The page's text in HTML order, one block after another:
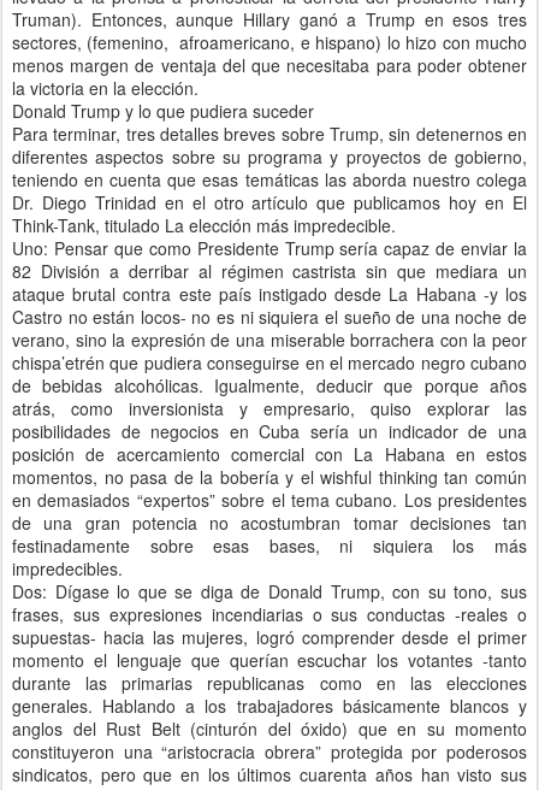
Truman). Entonces, aunque Hillary ganó a Trump en esos tres
sectores, (femenino, afroamericano, e hispano) lo hizo con mucho
menos margen de ventaja del que necesitaba para poder obtener
la victoria en la elección.
Donald Trump y lo que pudiera suceder
Para terminar, tres detalles breves sobre Trump, sin detenernos en
diferentes aspectos sobre su programa y proyectos de gobierno,
teniendo en cuenta que esas temáticas las aborda nuestro colega
Dr. Diego Trinidad en el otro artículo que publicamos hoy en El
Think-Tank, titulado La elección más impredecible.
Uno: Pensar que como Presidente Trump sería capaz de enviar la
82 División a derribar al régimen castrista sin que mediara un
ataque brutal contra este país instigado desde La Habana -y los
Castro no están locos- no es ni siquiera el sueño de una noche de
verano, sino la expresión de una miserable borrachera con la peor
chispa’etrén que pudiera conseguirse en el mercado negro cubano
de bebidas alcohólicas. Igualmente, deducir que porque años
atrás, como inversionista y empresario, quiso explorar las
posibilidades de negocios en Cuba sería un indicador de una
posición de acercamiento comercial con La Habana en estos
momentos, no pasa de la bobería y el wishful thinking tan común
en demasiados “expertos” sobre el tema cubano. Los presidentes
de una gran potencia no acostumbran tomar decisiones tan
festinadamente sobre esas bases, ni siquiera los más
impredecibles.
Dos: Dígase lo que se diga de Donald Trump, con su tono, sus
frases, sus expresiones incendiarias o sus conductas -reales o
supuestas- hacia las mujeres, logró comprender desde el primer
momento el lenguaje que querían escuchar los votantes -tanto
durante las primarias republicanas como en las elecciones
generales. Hablando a los trabajadores básicamente blancos y
anglos del Rust Belt (cinturón del óxido) que en su momento
constituyeron una “aristocracia obrera” protegida por poderosos
sindicatos, pero que en los últimos cuarenta años han visto sus